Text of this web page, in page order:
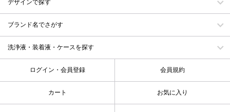
デザインで探す
ブランド名でさがす
洗浄液・装着液・ケースを探す
ログイン・会員登録 会員規約
カート お気に入り